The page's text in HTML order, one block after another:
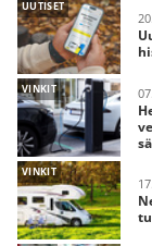
UUTISET
VINKIT
VINKIT